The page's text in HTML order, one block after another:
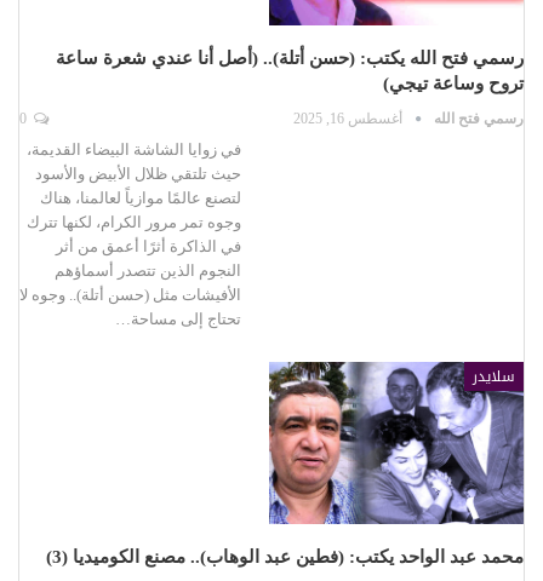
رسمي فتح الله يكتب: (حسن أتلة).. (أصل أنا عندي شعرة ساعة
تروح وساعة تيجي)
رسمي فتح الله أغسطس 16, 2025
في زوايا الشاشة البيضاء القديمة،
حيث تلتقي ظلال الأبيض والأسود
لتصنع عالمًا موازياً لعالمنا، هناك
وجوه تمر مرور الكرام، لكنها تترك
في الذاكرة أثرًا أعمق من أثر
النجوم الذين تتصدر أسماؤهم
الأفيشات مثل (حسن أتلة).. وجوه لا
تحتاج إلى مساحة…
سلايدر
محمد عبد الواحد يكتب: (فطين عبد الوهاب).. مصنع الكوميديا (3)